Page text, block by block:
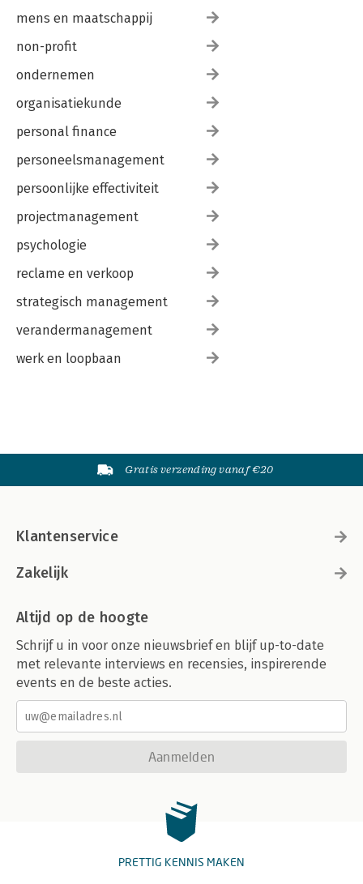
mens en maatschappij
non-profit
ondernemen
organisatiekunde
personal finance
personeelsmanagement
persoonlijke effectiviteit
projectmanagement
psychologie
reclame en verkoop
strategisch management
verandermanagement
werk en loopbaan
Gratis verzending vanaf €20
Klantenservice
Zakelijk
Altijd op de hoogte
Schrijf u in voor onze nieuwsbrief en blijf up-to-date
met relevante interviews en recensies, inspirerende
events en de beste acties.
Aanmelden
PRETTIG KENNIS MAKEN